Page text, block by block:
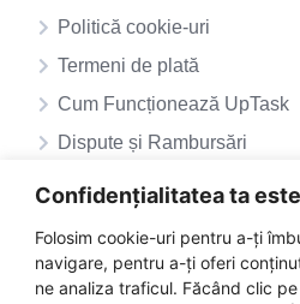
Confidențialitatea ta
Folosim cookie-uri pentru a-ți
navigare, pentru a-ți oferi
ne analiza traficul. Făcând clic
Politică cookie-uri
Termeni de plată
Cum Funcționează UpTask
Dispute și Rambursări